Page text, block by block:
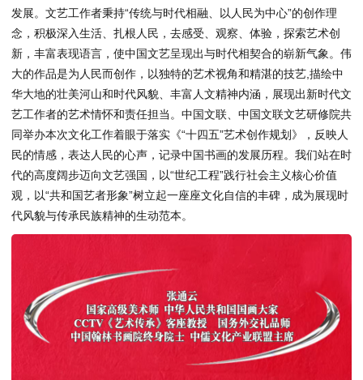
发展。文艺工作者秉持“传统与时代相融、以人民为中心”的创作理
念，积极深入生活、扎根人民，去感受、观察、体验，探索艺术创
新，丰富表现语言，使中国文艺呈现出与时代相契合的崭新气象。伟
大的作品是为人民而创作，以独特的艺术视角和精湛的技艺,描绘中
华大地的壮美河山和时代风貌、丰富人文精神内涵，展现出新时代文
艺工作者的艺术情怀和责任担当。中国文联、中国文联文艺研修院共
同举办本次文化工作着眼于落实《“十四五”艺术创作规划》，反映人
民的情感，表达人民的心声，记录中国书画的发展历程。我们站在时
代的高度阔步迈向文艺强国，以“世纪工程”践行社会主义核心价值
观，以“共和国艺者形象”树立起一座座文化自信的丰碑，成为展现时
代风貌与传承民族精神的生动范本。